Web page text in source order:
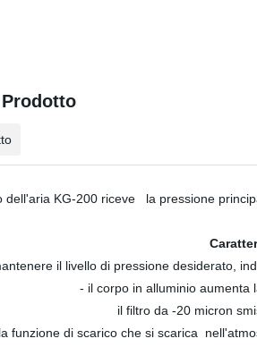
dell'aria KG-200 riceve la pressione
il livello di pressione desiderato,
- il corpo in alluminio
il filtro da -20 micron
funzione di scarico che si scarica